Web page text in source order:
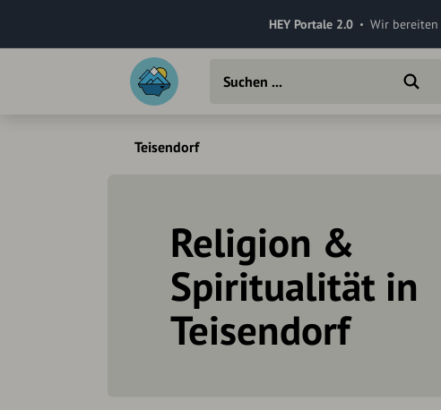
HEY Portale 2.0 Wir bereiten
Teisendorf
Religion &
Spiritualität in
Teisendorf